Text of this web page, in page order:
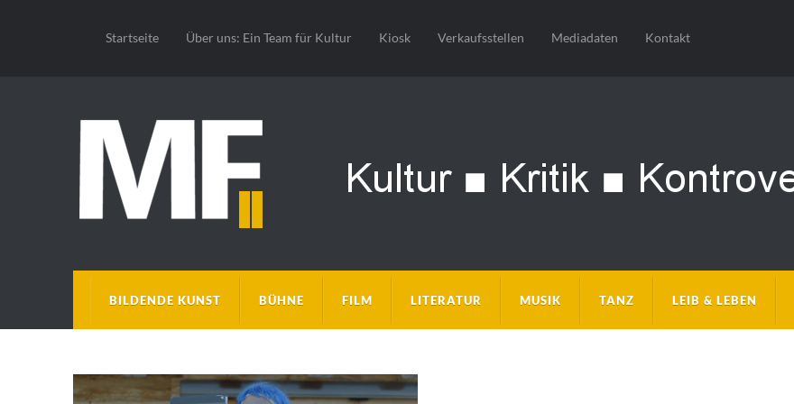
Startseite Über uns: Ein Team für Kultur Kiosk Verkaufsstellen Mediadaten Kontakt
BILDENDE KUNST BÜHNE FILM LITERATUR MUSIK TANZ LEIB & LEBEN